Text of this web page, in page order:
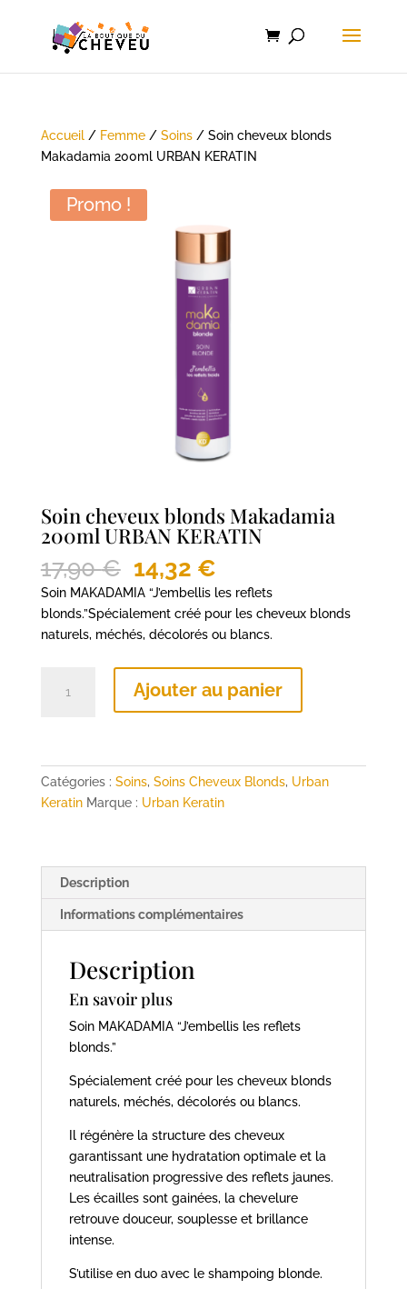
Accueil/ Femme/ Soins/ Soin cheveux blonds
Makadamia 200ml URBAN KERATIN
Promo !
Soin cheveux blonds Makadamia
200ml URBAN KERATIN
17,90€ Le
prix
initial
était :
14,32 €Le
prix
actuel
est :
Soin MAKADAMIA “J’embellis les reflets
blonds.”Spécialement créé pour les cheveux blonds
naturels, méchés, décolorés ou blancs.
Makadamia
200ml
Ajouter au panier
Catégories : Soins, Soins Cheveux Blonds, Urban
Keratin Marque : Urban Keratin
Description
Informations complémentaires
Description
En savoir plus
Soin MAKADAMIA “J’embellis les reflets
blonds.”
Spécialement créé pour les cheveux blonds
naturels, méchés, décolorés ou blancs.
Il régénère la structure des cheveux
garantissant une hydratation optimale et la
neutralisation progressive des reflets jaunes.
Les écailles sont gainées, la chevelure
retrouve douceur, souplesse et brillance
intense.
S’utilise en duo avec le shampoing blonde.